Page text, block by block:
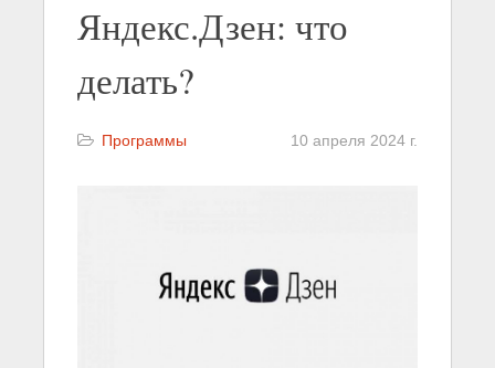
Яндекс.Дзен: что
делать?
Программы 10 апреля 2024 г.